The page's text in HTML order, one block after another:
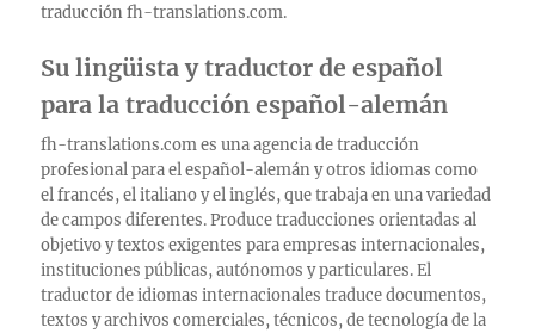
traducción fh-translations.com.
Su lingüista y traductor de español
para la traducción español-alemán
fh-translations.com es una agencia de traducción
profesional para el español-alemán y otros idiomas como
el francés, el italiano y el inglés, que trabaja en una variedad
de campos diferentes. Produce traducciones orientadas al
objetivo y textos exigentes para empresas internacionales,
instituciones públicas, autónomos y particulares. El
traductor de idiomas internacionales traduce documentos,
textos y archivos comerciales, técnicos, de tecnología de la